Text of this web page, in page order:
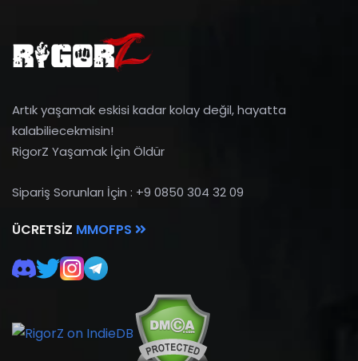
Artık yaşamak eskisi kadar kolay değil, hayatta
kalabiliecekmisin!
RigorZ Yaşamak İçin Öldür
Sipariş Sorunları İçin : +9 0850 304 32 09
ÜCRETSIZ MMOFPS